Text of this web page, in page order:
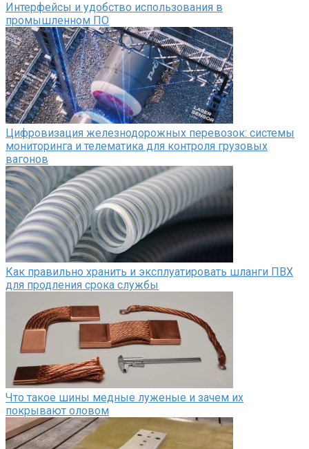
Интерфейсы и удобство использования в
промышленном ПО
Цифровизация железнодорожных перевозок: системы
мониторинга и телематика для контроля грузовых
вагонов
Как правильно хранить и эксплуатировать шланги ПВХ
для продления срока службы
Что такое шины медные луженые и зачем их
покрывают оловом